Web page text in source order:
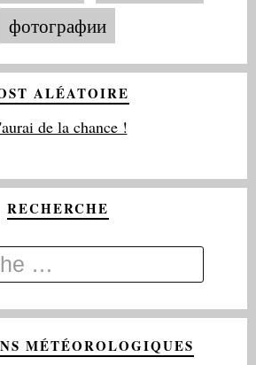
фотографии
ALÉATOIRE
de la chance !
RECHERCHE
MÉTÉOROLOGIQUES